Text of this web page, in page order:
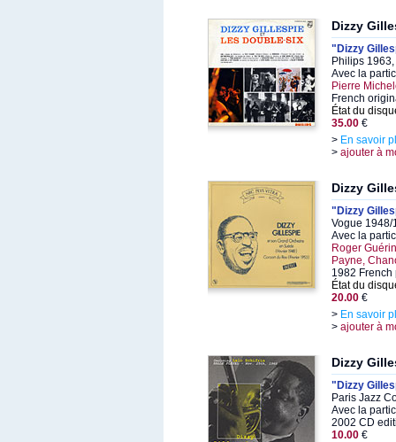
Dizzy
"Dizzy
Philips
Avec la
Pierre
French
État du
35.00 €
> En savoir
> ajouter à
Dizzy
"Dizzy
Vogue 1948/
Avec la
Roger
Payne,
1982 French
État du
20.00 €
> En savoir
> ajouter à
Dizzy
"Dizzy
Paris Jazz
Avec la
2002 CD
10.00 €